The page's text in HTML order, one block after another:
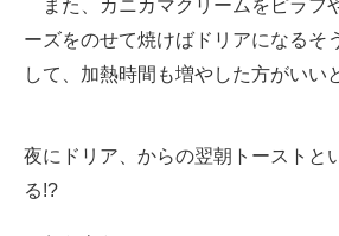
また、カニカマクリームをピラフ
ーズをのせて焼けばドリアになるそ
して、加熱時間も増やした方がいい
夜にドリア、からの翌朝トーストと
る!?